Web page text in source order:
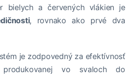
bielych a červených vlákien je
, rovnako ako prvé dva
je zodpovedný za efektívnosť
produkovanej vo svaloch do